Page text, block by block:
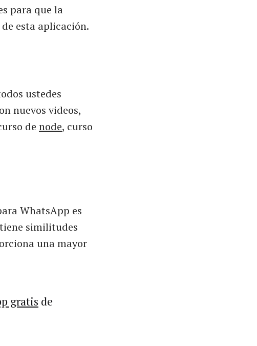
para que la
esta aplicación.
ustedes
nuevos videos,
de node, curso
WhatsApp es
similitudes
una mayor
gratis de